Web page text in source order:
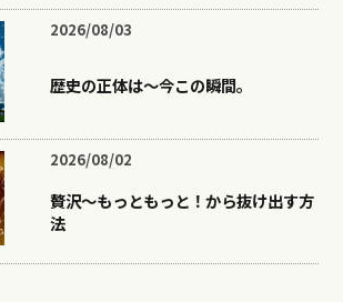
2026/08/03
歴史の正体は〜今この瞬間。
2026/08/02
贅沢〜もっともっと！から抜け出す方
法